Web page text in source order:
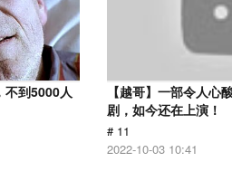
不到5000人
【越哥】一部令人心
剧，如今还在上演！
# 11
2022-10-03 10:41